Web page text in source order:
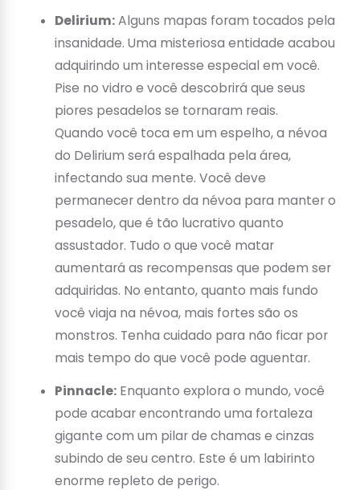
Delirium:Alguns mapas foram tocados pela
insanidade. Uma misteriosa entidade acabou
adquirindo um interesse especial em você.
Pise no vidro e você descobrirá que seus
piores pesadelos se tornaram reais.
Quando você toca em um espelho, a névoa
do Delirium será espalhada pela área,
infectando sua mente. Você deve
permanecer dentro da névoa para manter o
pesadelo, que é tão lucrativo quanto
assustador. Tudo o que você matar
aumentará as recompensas que podem ser
adquiridas. No entanto, quanto mais fundo
você viaja na névoa, mais fortes são os
monstros. Tenha cuidado para não ficar por
mais tempo do que você pode aguentar.
Pinnacle: Enquanto explora o mundo, você
pode acabar encontrando uma fortaleza
gigante com um pilar de chamas e cinzas
subindo de seu centro. Este é um labirinto
enorme repleto de perigo.